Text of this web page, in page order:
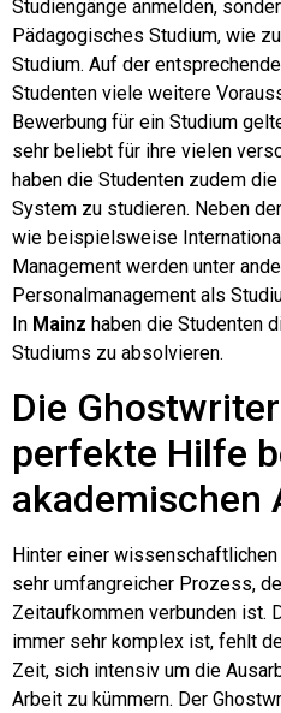
Studiengänge anmelden,
Pädagogisches Studium, wie
Studium. Auf der
Studenten viele weitere
Bewerbung für ein Studium
sehr beliebt für ihre vielen
haben die Studenten zudem
System zu studieren. Neben
wie beispielsweise
Management werden unter
Personalmanagement als
In Mainz haben die Studenten
Studiums zu absolvieren.
Die
perfekte Hilfe
akademischen
Hinter einer
sehr umfangreicher Prozess,
Zeitaufkommen verbunden ist.
immer sehr komplex ist, fehlt
Zeit, sich intensiv um die
Arbeit zu kümmern. Der